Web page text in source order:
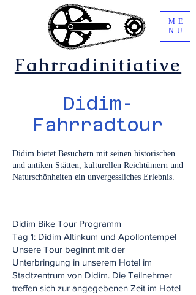
Fahrradinitiative
ME
NU
Didim-
Fahrradtour
Didim bietet Besuchern mit seinen historischen
und antiken Stätten, kulturellen Reichtümern und
Naturschönheiten ein unvergessliches Erlebnis.
Didim Bike Tour Programm
Tag 1: Didim Altinkum und Apollontempel
Unsere Tour beginnt mit der
Unterbringung in unserem Hotel im
Stadtzentrum von Didim. Die Teilnehmer
treffen sich zur angegebenen Zeit im Hotel